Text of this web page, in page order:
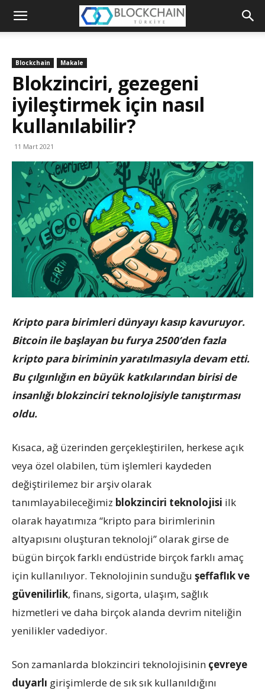
Blockchain
Platformu
Blockchain Makale
Blokzinciri, gezegeni
iyileştirmek için nasıl
kullanılabilir?
11 Mart 2021
Kripto para birimleri dünyayı kasıp kavuruyor.
Bitcoin ile başlayan bu furya 2500’den fazla
kripto para biriminin yaratılmasıyla devam etti.
Bu çılgınlığın en büyük katkılarından birisi de
insanlığı blokzinciri teknolojisiyle tanıştırması
oldu.
Kısaca, ağ üzerinden gerçekleştirilen, herkese açık
veya özel olabilen, tüm işlemleri kaydeden
değiştirilemez bir arşiv olarak
tanımlayabileceğimiz blokzinciri teknolojisi ilk
olarak hayatımıza “kripto para birimlerinin
altyapısını oluşturan teknoloji” olarak girse de
bügün birçok farklı endüstride birçok farklı amaç
için kullanılıyor. Teknolojinin sunduğu şeffaflık ve
güvenilirlik, finans, sigorta, ulaşım, sağlık
hizmetleri ve daha birçok alanda devrim niteliğin
yenilikler vadediyor.
Son zamanlarda blokzinciri teknolojisinin çevreye
duyarlı girişimlerde de sık sık kullanıldığını